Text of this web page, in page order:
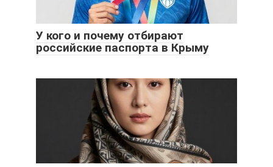
У кого и почему отбирают
российские паспорта в Крыму